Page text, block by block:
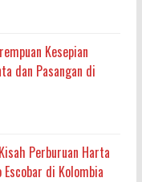
Kesepian
dan Pasangan di
Kisah Perburuan Harta
Escobar di Kolombia